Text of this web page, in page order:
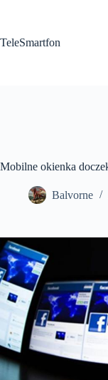
TeleSmartfon
Mobilne okienka
Balvorne